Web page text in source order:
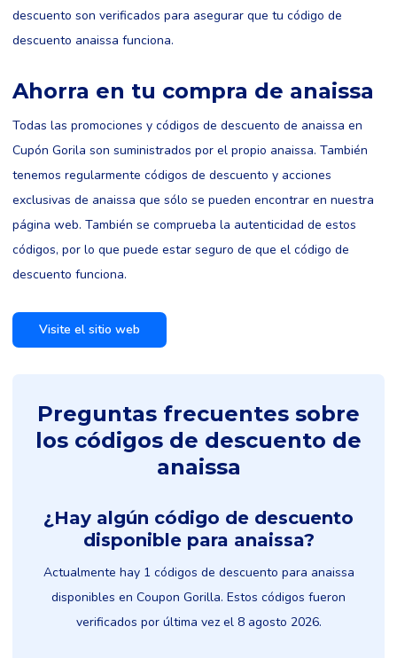
descuento son verificados para asegurar que tu código de
descuento anaissa funciona.
Ahorra en tu compra de anaissa
Todas las promociones y códigos de descuento de anaissa en
Cupón Gorila son suministrados por el propio anaissa. También
tenemos regularmente códigos de descuento y acciones
exclusivas de anaissa que sólo se pueden encontrar en nuestra
página web. También se comprueba la autenticidad de estos
códigos, por lo que puede estar seguro de que el código de
descuento funciona.
Visite el sitio web
Preguntas frecuentes sobre
los códigos de descuento de
anaissa
¿Hay algún código de descuento
disponible para anaissa?
Actualmente hay 1 códigos de descuento para anaissa
disponibles en Coupon Gorilla. Estos códigos fueron
verificados por última vez el 8 agosto 2026.